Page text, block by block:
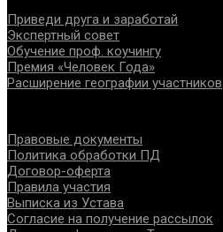
Приведи друга и заработай
Экспертный совет
Обучение проф. коучингу
Премия «Человек Года»
Расширение географии участников
Правовые документы
Политика обработки ПД
Договор-оферта
Правила участия
Выписка из Устава
Согласие на получение рассылок